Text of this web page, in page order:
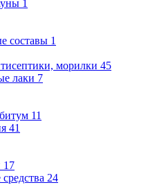
1
составы 1
морилки 45
лаки 7
11
41
17
24